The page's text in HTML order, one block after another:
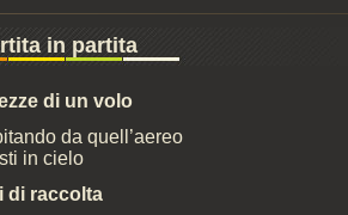
in partita
di un volo
da quell’aereo
in cielo
di raccolta